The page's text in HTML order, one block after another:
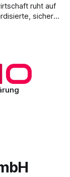
ruht auf
sichere
vollzogen. Was